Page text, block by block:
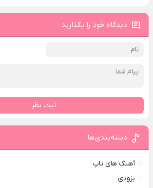
دیدگاه خود را بگذارید
ثبت نظر
دسته‌بندی‌ها
آهنگ های تاپ
بزودی